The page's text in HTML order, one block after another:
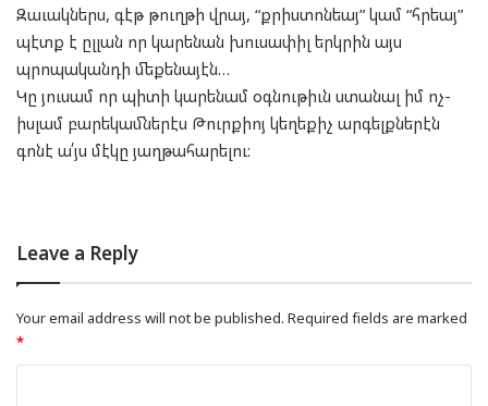
Զաւակներս, գէթ թուղթի վրայ, “քրիստոնեայ” կամ “հրեայ”
պէտք է ըլլան որ կարենան խուսափիլ երկրին այս
պրոպականդի մեքենայէն…
Կը յուսամ որ պիտի կարենամ օգնութիւն ստանալ իմ ոչ-
իսլամ բարեկամներէս Թուրքիոյ կեղեքիչ արգելքներէն
գոնէ ա՛յս մէկը յաղթահարելու:
Leave a Reply
Your email address will not be published. Required fields are marked
*